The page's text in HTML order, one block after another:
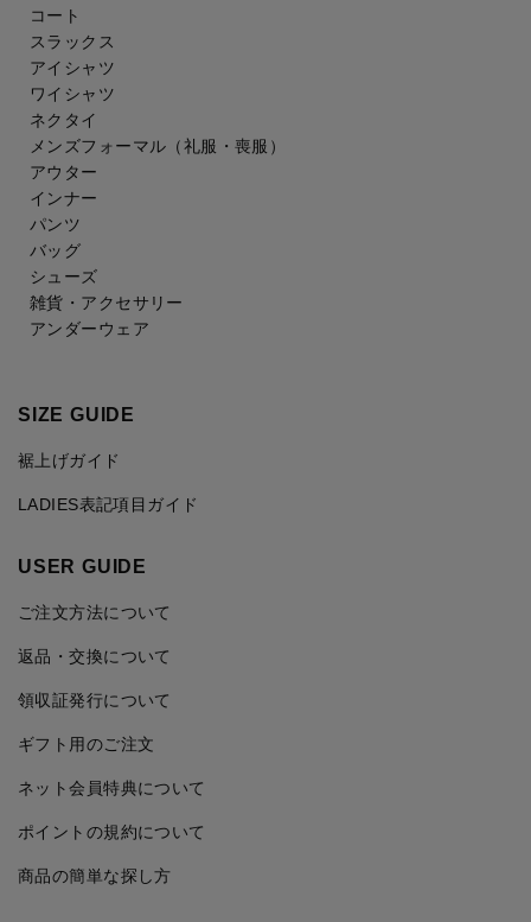
コート
スラックス
アイシャツ
ワイシャツ
ネクタイ
メンズフォーマル （礼服・喪服）
アウター
インナー
パンツ
バッグ
シューズ
雑貨・アクセサリー
アンダーウェア
SIZE GUIDE
裾上げガイド
LADIES表記項目ガイド
USER GUIDE
ご注文方法について
返品・交換について
領収証発行について
ギフト用のご注文
ネット会員特典について
ポイントの規約について
商品の簡単な探し方